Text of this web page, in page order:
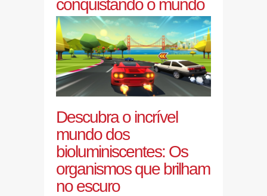
conquistando o mundo
Descubra o incrível
mundo dos
bioluminiscentes: Os
organismos que brilham
no escuro